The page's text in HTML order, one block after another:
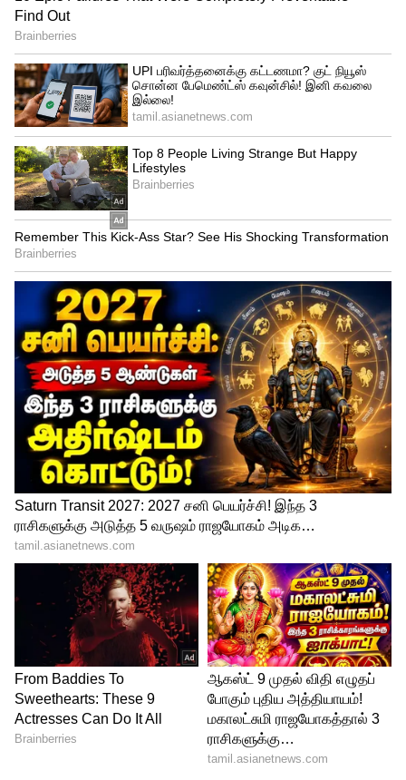
அதன் பிறகு மேலும் பதற்றமடைந்தார்.
இருப்பினும், மொஹ்சின் கான் வீசிய 13வது
ஓவரில் ஒரு சுவாரஸ்யமான நாடகம்
அரங்கேறியது. அந்த ஓவரின் முதல்
பந்திலேயே ரன் அவுட் ஆகும்
ஆபத்திலிருந்து வைபவ் தப்பித்தார்.
எதிர்முனையில் இருந்த வைபவ் ஒரு ரன்
எடுக்க முயன்றார்.. ஆனால் பந்துவீச்சாளர்
மொஹ்சின் கானால் விக்கெட்டுகளைச்
சரியாகத் தாக்க முடியவில்லை.
தாக்குப்பிடித்த வைபவ், அதே ஓவரின்
கடைசிப் பந்தில் ஒரு பெரிய ஷாட் ஆடி
கேட்ச் கொடுத்து ஆட்டமிழந்தார். அவர்
தனது சதத்தை வெறும் 7 ரன்களில்
தவறவிட்டாலும்.. லக்னோ அணிக்கு
ஏற்படுத்த வேண்டிய சேதம் ஏற்கெனவே
நிகழ்ந்துவிட்டது. இந்த அபாரமான
இன்னிங்ஸ் மூலம், வைபவ் இந்த சீசனில்
அதிக ரன்கள் எடுத்த வீரர் என்ற
பெருமையைப் பெற்று ஆரஞ்சு தொப்பியை
வென்றார்.